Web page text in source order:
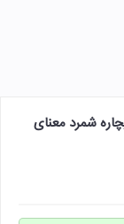
شمرد معنای